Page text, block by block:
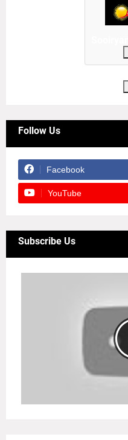
Follow Us
Facebook
YouTube
Subscribe Us